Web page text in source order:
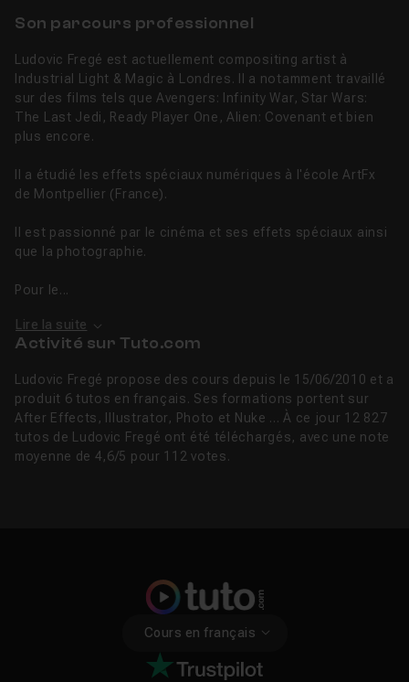
Son parcours professionnel
Ludovic Fregé est actuellement compositing artist à
Industrial Light & Magic à Londres. Il a notamment travaillé
sur des films tels que Avengers: Infinity War, Star Wars:
The Last Jedi, Ready Player One, Alien: Covenant et bien
plus encore.
Il a étudié les effets spéciaux numériques à l'école ArtFx
de Montpellier (France).
Il est passionné par le cinéma et ses effets spéciaux ainsi
que la photographie.
Pour le...
Lire la suite
Activité sur Tuto.com
Ludovic Fregé propose des cours depuis le 15/06/2010 et a
produit 6 tutos en français. Ses formations portent sur
After Effects, Illustrator, Photo et Nuke ... À ce jour 12 827
tutos de Ludovic Fregé ont été téléchargés, avec une note
moyenne de 4,6/5 pour 112 votes.
Cours en français